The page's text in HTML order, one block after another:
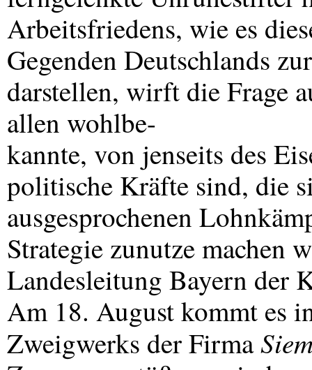
Arbeitsfriedens, wie es
Gegenden Deutschlands
darstellen, wirft die Frage
allen wohlbe-
kannte, von jenseits des
politische Kräfte sind, die
ausgesprochenen
Strategie zunutze
Landesleitung Bayern der
Am 18. August kommt es
Zweigwerks der Firma